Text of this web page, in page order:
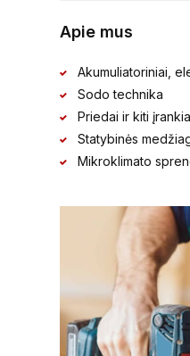
Apie mus
Akumuliatoriniai,
Sodo technika
Priedai ir kiti
Statybinės
Mikroklimato